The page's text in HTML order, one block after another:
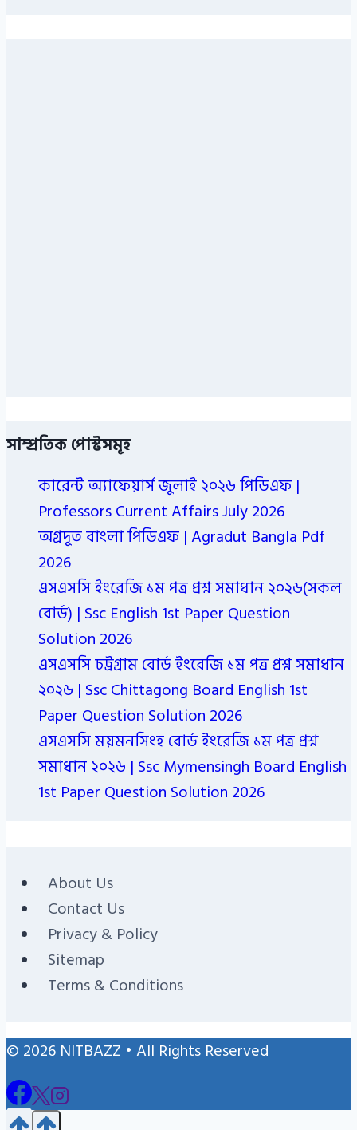
সাম্প্রতিক পোস্টসমূহ
কারেন্ট অ্যাফেয়ার্স জুলাই ২০২৬ পিডিএফ |
Professors Current Affairs July 2026
অগ্রদূত বাংলা পিডিএফ | Agradut Bangla Pdf
2026
এসএসসি ইংরেজি ১ম পত্র প্রশ্ন সমাধান ২০২৬(সকল
বোর্ড) | Ssc English 1st Paper Question
Solution 2026
এসএসসি চট্রগ্রাম বোর্ড ইংরেজি ১ম পত্র প্রশ্ন সমাধান
২০২৬ | Ssc Chittagong Board English 1st
Paper Question Solution 2026
এসএসসি ময়মনসিংহ বোর্ড ইংরেজি ১ম পত্র প্রশ্ন
সমাধান ২০২৬ | Ssc Mymensingh Board English
1st Paper Question Solution 2026
About Us
Contact Us
Privacy & Policy
Sitemap
Terms & Conditions
© 2026 NITBAZZ • All Rights Reserved